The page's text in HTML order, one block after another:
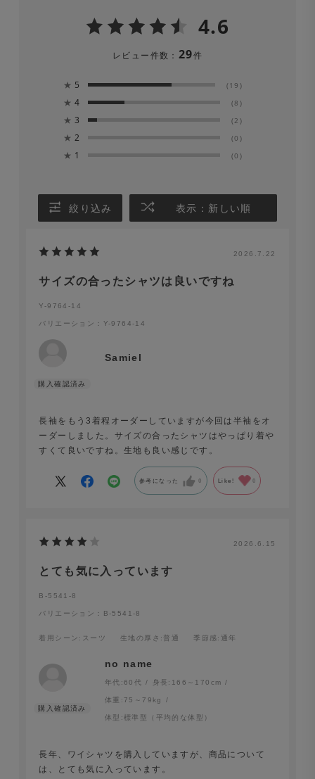
4.6
レビュー件数： 29件
★ 5 (19)
★ 4 (8)
★ 3 (2)
★ 2 (0)
★ 1 (0)
絞り込み 表示：新しい順
2026.7.22
サイズの合ったシャツは良いですね
Y-9764-14
バリエーション：Y-9764-14
Samiel
長袖をもう3着程オーダーしていますが今回は半袖をオ
ーダーしました。サイズの合ったシャツはやっぱり着や
すくて良いですね。生地も良い感じです。
参考になった 0 Like! 0
2026.6.15
とても気に入っています
B-5541-8
バリエーション：B-5541-8
着用シーン :スーツ 生地の厚さ :普通 季節感:通年
no name
年代:60代 身長: 166～170cm
体重: 75～79kg
体型:標準型（平均的な体型）
長年、ワイシャツを購入していますが、商品について
は、とても気に入っています。